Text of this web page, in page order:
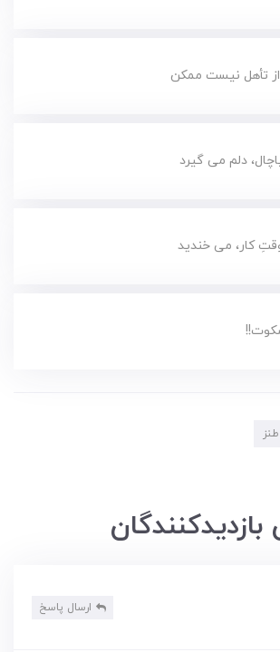
تأهل نیست ممکن
دلم می گیرد
کار، می خندید
ارسال پاسخ